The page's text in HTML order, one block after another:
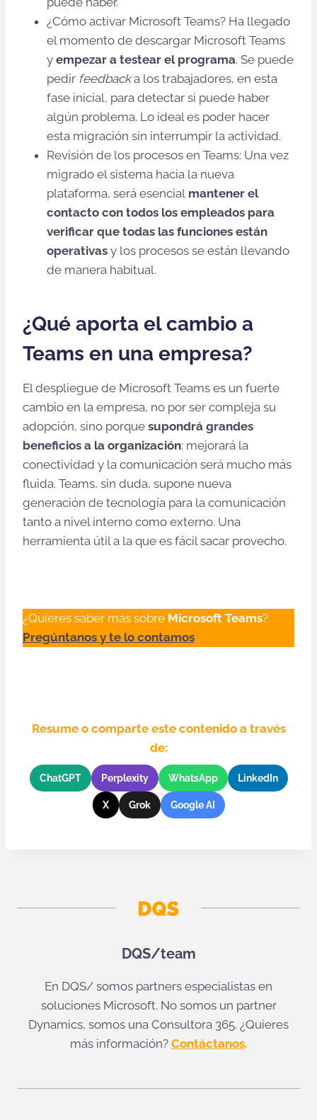
¿Cómo activar Microsoft Teams? Ha llegado
el momento de descargar Microsoft Teams
y empezar a testear el programa. Se puede
pedir feedbacka los trabajadores, en esta
fase inicial, para detectar si puede haber
algún problema. Lo ideal es poder hacer
esta migración sin interrumpir la actividad.
Revisión de los procesos en Teams: Una vez
migrado el sistema hacia la nueva
plataforma, será esencial mantener el
contacto con todos los empleados para
verificar que todas las funciones están
operativas y los procesos se están llevando
de manera habitual.
¿Qué aporta el cambio a
Teams en una empresa?
El despliegue de Microsoft Teams es un fuerte
cambio en la empresa, no por ser compleja su
adopción, sino porque supondrá grandes
beneficios a la organización: mejorará la
conectividad y la comunicación será mucho más
fluida. Teams, sin duda, supone nueva
generación de tecnología para la comunicación
tanto a nivel interno como externo. Una
herramienta útil a la que es fácil sacar provecho.
¿Quieres saber más sobre Microsoft Teams?
Pregúntanos y te lo contamos
Resume o comparte este contenido a través
de:
ChatGPT Perplexity WhatsApp LinkedIn
X Grok Google AI
DQS/team
En DQS/ somos partners especialistas en
soluciones Microsoft. No somos un partner
Dynamics, somos una Consultora 365. ¿Quieres
más información? Contáctanos.